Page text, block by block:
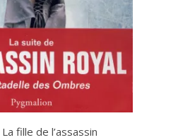
La fille de l’assassin